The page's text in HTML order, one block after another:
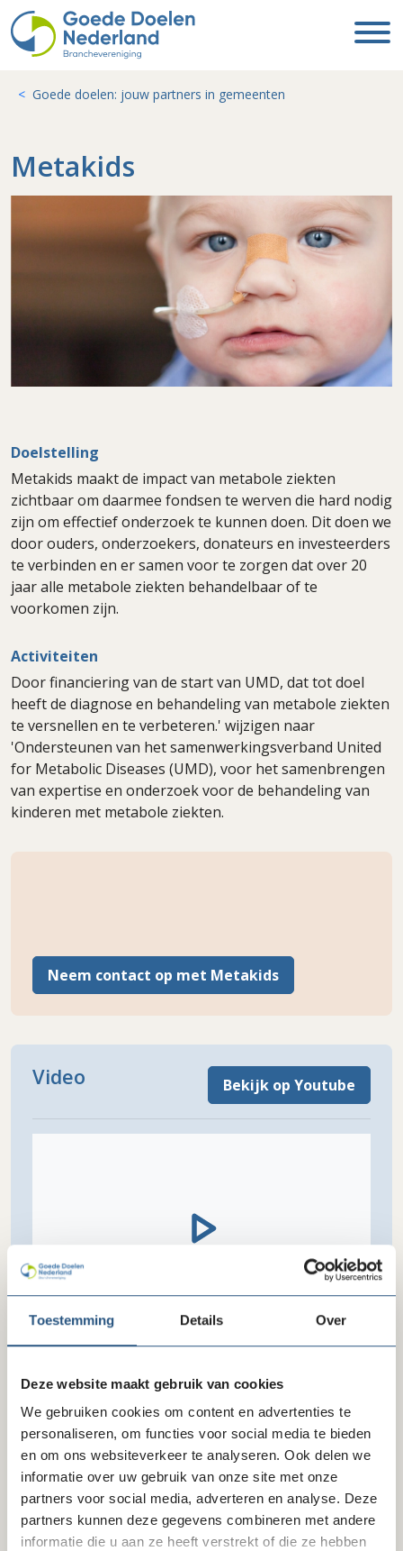
Toestemming Details Over
Deze website maakt gebruik van cookies
We gebruiken cookies om content en advertenties te
personaliseren, om functies voor social media te bieden
en om ons websiteverkeer te analyseren. Ook delen we
informatie over uw gebruik van onze site met onze
partners voor social media, adverteren en analyse. Deze
partners kunnen deze gegevens combineren met andere
informatie die u aan ze heeft verstrekt of die ze hebben
Goede doelen: jouw partners in gemeenten
Metakids
Doelstelling
Metakids maakt de impact van metabole ziekten
zichtbaar om daarmee fondsen te werven die hard nodig
zijn om effectief onderzoek te kunnen doen. Dit doen we
door ouders, onderzoekers, donateurs en investeerders
te verbinden en er samen voor te zorgen dat over 20
jaar alle metabole ziekten behandelbaar of te
voorkomen zijn.
Activiteiten
Door financiering van de start van UMD, dat tot doel
heeft de diagnose en behandeling van metabole ziekten
te versnellen en te verbeteren.' wijzigen naar
'Ondersteunen van het samenwerkingsverband United
for Metabolic Diseases (UMD), voor het samenbrengen
van expertise en onderzoek voor de behandeling van
kinderen met metabole ziekten.
Neem contact op met Metakids
Video Bekijk op Youtube
Accepteeronze cookiesom deze inhoud te
Delen Delen via LinkedIn
Delen via Facebook